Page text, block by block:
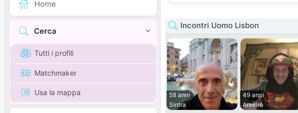
Home
Cerca
Tutti i profili
Matchmaker
Usa la mappa
Incontri Uomo Lisbon
58 anni
Sintra
49 anni
Areeiro